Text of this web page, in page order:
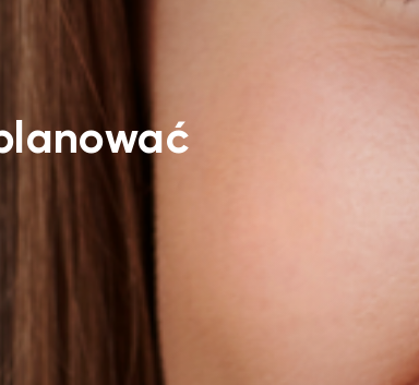
Rekrutacja:
#studiaskc
Dowiedz się więcej